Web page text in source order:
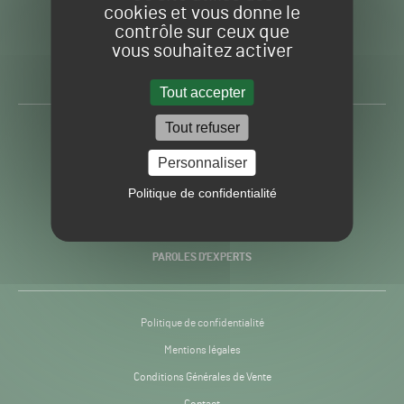
cookies et vous donne le
contrôle sur ceux que
vous souhaitez activer
Tout accepter
Tout refuser
Personnaliser
Politique de confidentialité
Gazon
Sport
H24
-
Toute l’info autour du
PRATIQUES
PAROLES D’EXPERTS
Politique de confidentialité
Mentions légales
Conditions Générales de Vente